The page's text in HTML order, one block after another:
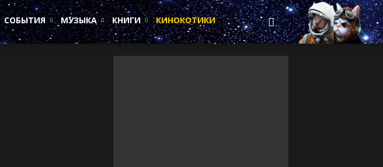
СОБЫТИЯ МУЗЫКА КНИГИ КИНОКОТИКИ